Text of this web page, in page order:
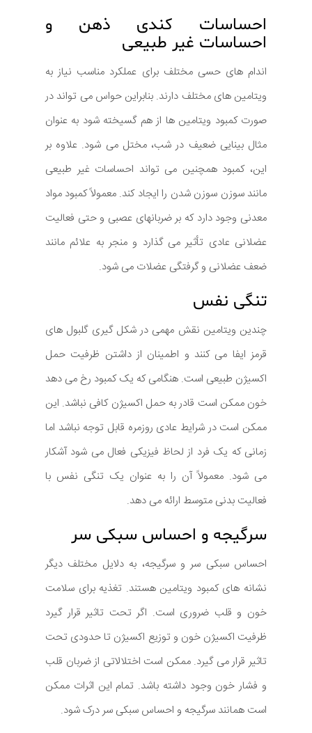
احساسات کندی ذهن و
احساسات غیر طبیعی
اندام های حسی مختلف برای عملکرد مناسب نیاز به
ویتامین های مختلف دارند. بنابراین حواس می تواند در
صورت کمبود ویتامین ها از هم گسیخته شود به عنوان
مثال بینایی ضعیف در شب، مختل می شود. علاوه بر
این، کمبود همچنین می تواند احساسات غیر طبیعی
مانند سوزن سوزن شدن را ایجاد کند. معمولاً کمبود مواد
معدنی وجود دارد که بر ضربانهای عصبی و حتی فعالیت
عضلانی عادی تأثیر می گذارد و منجر به علائم مانند
ضعف عضلانی و گرفتگی عضلات می شود.
تنگی نفس
چندین ویتامین نقش مهمی در شکل گیری گلبول های
قرمز ایفا می کنند و اطمینان از داشتن ظرفیت حمل
اکسیژن طبیعی است. هنگامی که یک کمبود رخ می دهد
خون ممکن است قادر به حمل اکسیژن کافی نباشد. این
ممکن است در شرایط عادی روزمره قابل توجه نباشد اما
زمانی که یک فرد از لحاظ فیزیکی فعال می شود آشکار
می شود. معمولاً آن را به عنوان یک تنگی نفس با
فعالیت بدنی متوسط ارائه می دهد.
سرگیجه و احساس سبکی سر
احساس سبکی سر و سرگیجه، به دلایل مختلف دیگر
نشانه های کمبود ویتامین هستند. تغذیه برای سلامت
خون و قلب ضروری است. اگر تحت تاثیر قرار گیرد
ظرفیت اکسیژن خون و توزیع اکسیژن تا حدودی تحت
تاثیر قرار می گیرد. ممکن است اختلالاتی از ضربان قلب
و فشار خون وجود داشته باشد. تمام این اثرات ممکن
است همانند سرگیجه و احساس سبکی سر درک شود.